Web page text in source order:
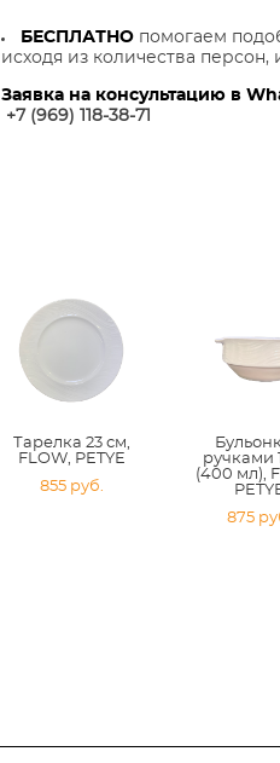
БЕСПЛАТНО помогаем
исходя из количества
Заявка на консультацию в
+7 (969) 118-38-71
Тарелка 23 см,
FLOW, PETYE
855 pуб.
ручками
(400 мл),
875